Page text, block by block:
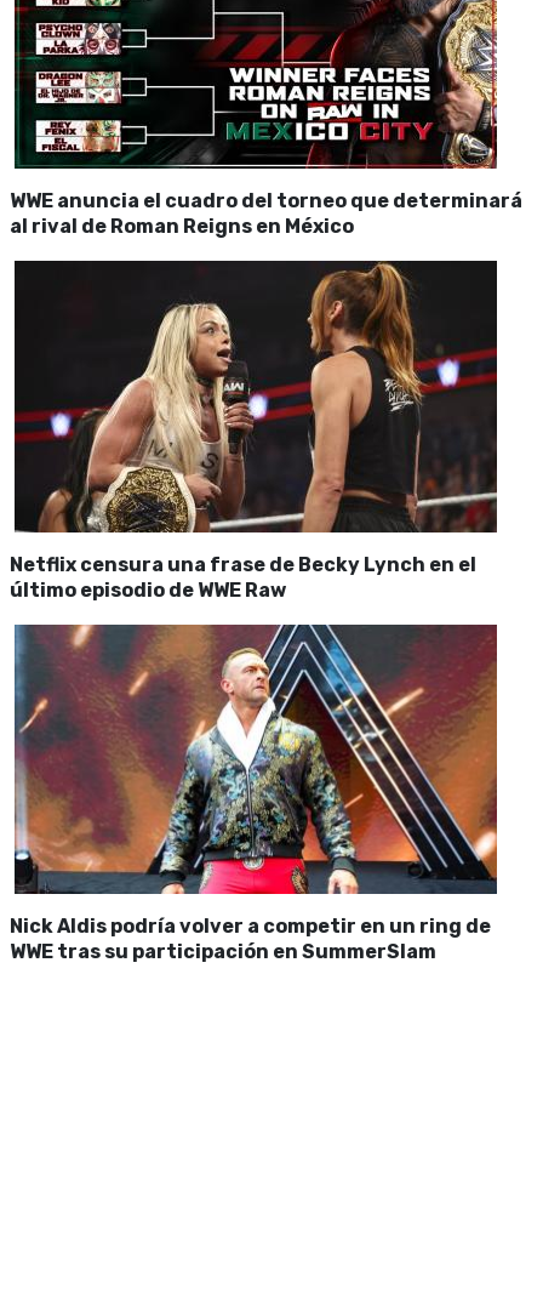
WWE anuncia el cuadro del torneo que determinará
al rival de Roman Reigns en México
Netflix censura una frase de Becky Lynch en el
último episodio de WWE Raw
Nick Aldis podría volver a competir en un ring de
WWE tras su participación en SummerSlam